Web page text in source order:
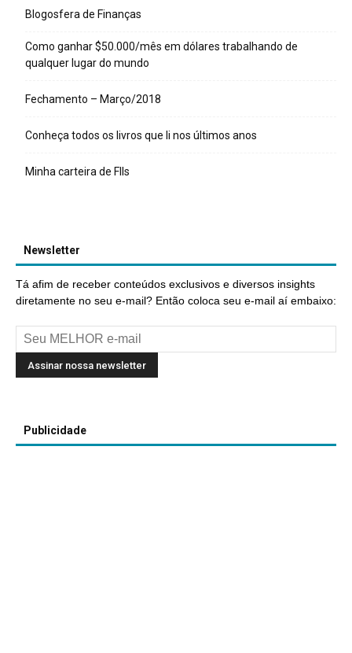
Blogosfera de Finanças
Como ganhar $50.000/mês em dólares trabalhando de
qualquer lugar do mundo
Fechamento – Março/2018
Conheça todos os livros que li nos últimos anos
Minha carteira de FIIs
Newsletter
Tá afim de receber conteúdos exclusivos e diversos insights
diretamente no seu e-mail? Então coloca seu e-mail aí embaixo:
Publicidade